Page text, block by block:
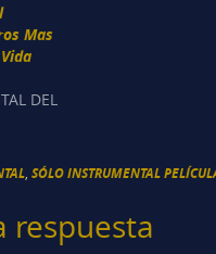
Mas
DEL
, SÓLO INSTRUMENTAL
respuesta